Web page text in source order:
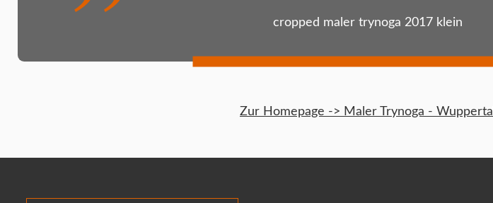
cropped maler trynoga 2017 klein
Zur Homepage -> Maler Trynoga - Wuppertal